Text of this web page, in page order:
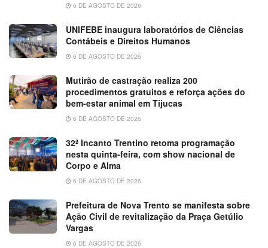
6 DE AGOSTO DE 2026
UNIFEBE inaugura laboratórios de Ciências
Contábeis e Direitos Humanos
6 DE AGOSTO DE 2026
Mutirão de castração realiza 200
procedimentos gratuitos e reforça ações do
bem-estar animal em Tijucas
6 DE AGOSTO DE 2026
32ª Incanto Trentino retoma programação
nesta quinta-feira, com show nacional de
Corpo e Alma
6 DE AGOSTO DE 2026
Prefeitura de Nova Trento se manifesta sobre
Ação Civil de revitalização da Praça Getúlio
Vargas
6 DE AGOSTO DE 2026